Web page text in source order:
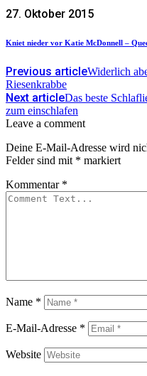
27. Oktober 2015
Kniet nieder vor Katie McDonnell –
Previous articleWiderlich
Riesenkrabbe
Next articleDas beste
zum einschlafen
Leave a comment
Deine E-Mail-Adresse wird
Felder sind mit * markiert
Kommentar *
Name *
E-Mail-Adresse *
Website